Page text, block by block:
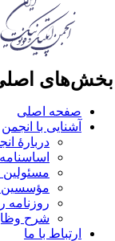
اصلی
صفحه اصلی
آشنایی با انجمن
دربارۀ
اساسنامه
مسئولین
مؤسسین
روزنامه
شرح وظایف
ارتباط با ما